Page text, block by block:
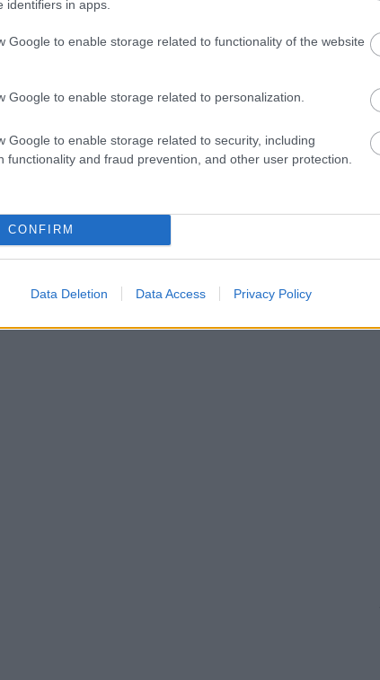
identifiers in apps.
Google to enable storage related to functionality of the website
Google to enable storage related to personalization.
Google to enable storage related to security, including
functionality and fraud prevention, and other user protection.
CONFIRM
Data Deletion Data Access Privacy Policy